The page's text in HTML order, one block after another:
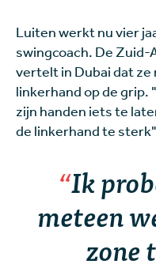
Luiten werkt nu vier
swingcoach. De
vertelt in Dubai dat
linkerhand op de
zijn handen iets te
de linkerhand te
Ik
meteen
zone